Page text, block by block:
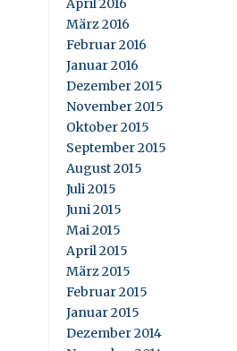
April 2016
März 2016
Februar 2016
Januar 2016
Dezember 2015
November 2015
Oktober 2015
September 2015
August 2015
Juli 2015
Juni 2015
Mai 2015
April 2015
März 2015
Februar 2015
Januar 2015
Dezember 2014